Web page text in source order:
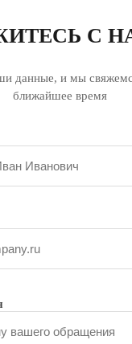
С
данные, и мы
ближайшее время